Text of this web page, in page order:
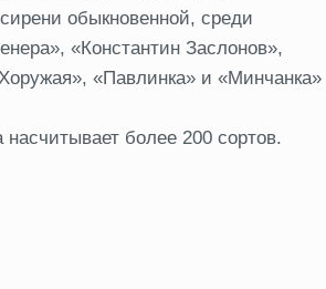
обыкновенной, среди
«Константин Заслонов»,
«Павлинка» и «Минчанка»
более 200 сортов.